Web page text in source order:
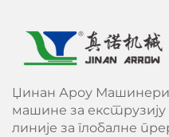
Џинан Ароу
машине за
линије за глобалне